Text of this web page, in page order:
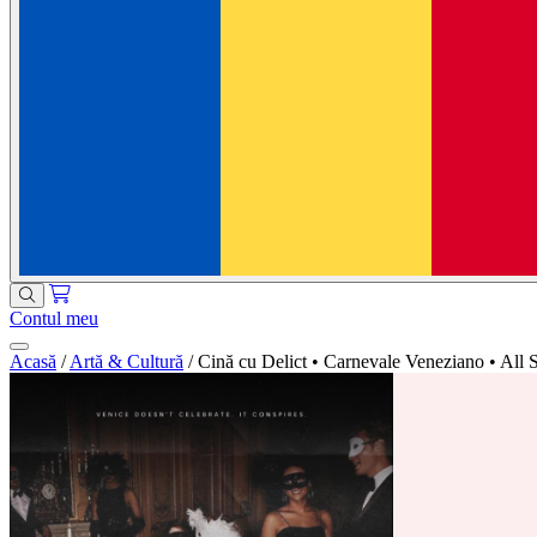
Contul meu
Acasă / Artă & Cultură / Cină cu Delict • Carnevale Veneziano • All